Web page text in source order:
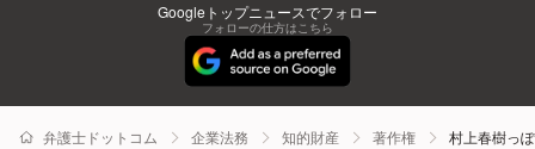
Googleトップニュースでフォロー
フォローの仕方はこちら
弁護士ドットコム 企業法務 知的財産 著作権 村上春樹っ